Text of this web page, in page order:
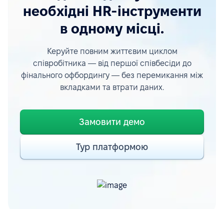
необхідні HR-інструменти
в одному місці.
Керуйте повним життєвим циклом
співробітника — від першої співбесіди до
фінального офбордингу — без перемикання між
вкладками та втрати даних.
Замовити демо
Тур платформою